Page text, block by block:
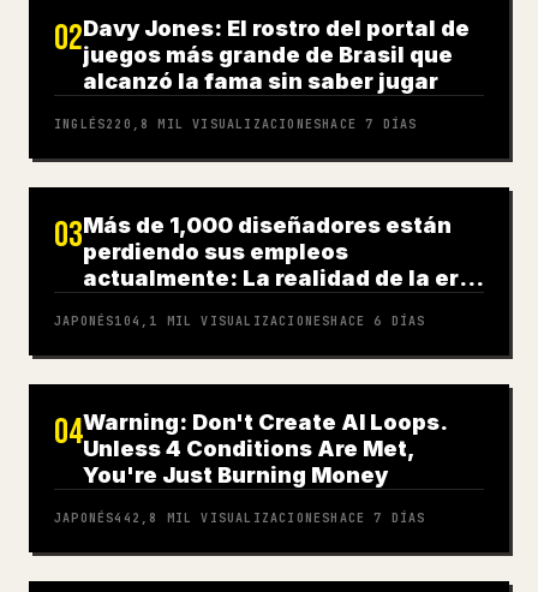
02Davy Jones: El rostro del portal de
juegos más grande de Brasil que
alcanzó la fama sin saber jugar
INGLÉS220,8 MIL VISUALIZACIONESHACE 7 DÍAS
03Más de 1,000 diseñadores están
perdiendo sus empleos
actualmente: La realidad de la era
JAPONÉS104,1 MIL VISUALIZACIONESHACE 6 DÍAS
04Warning: Don't Create AI Loops.
Unless 4 Conditions Are Met,
You're Just Burning Money
JAPONÉS442,8 MIL VISUALIZACIONESHACE 7 DÍAS